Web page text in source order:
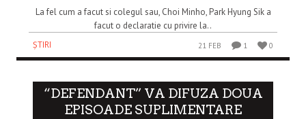
La fel cum a facut si colegul sau, Choi Minho, Park Hyung Sik a
facut o declaratie cu privire la..
ȘTIRI
21 FEB 1 0
“DEFENDANT” VA DIFUZA DOUA
EPISOADE SUPLIMENTARE